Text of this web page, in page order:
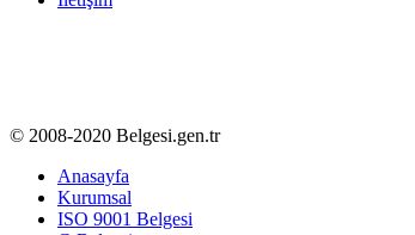
© 2008-2020 Belgesi.gen.tr
Anasayfa
Kurumsal
ISO 9001 Belgesi